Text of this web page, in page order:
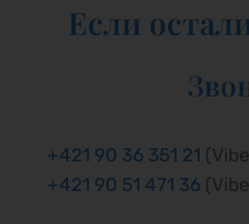
Если
+421 90 36 351 21
+421 90 51 471 36